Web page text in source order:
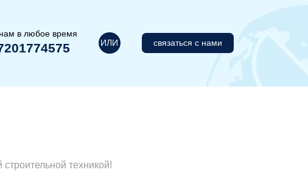
в любое время
ИЛИ связаться с нами
техникой!